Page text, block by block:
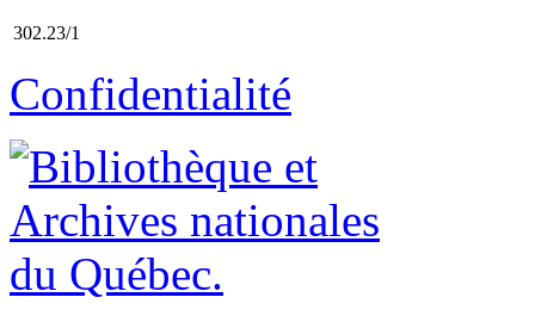
302.23/1
Confidentialité